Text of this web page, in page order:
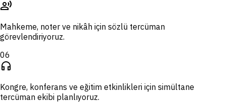
record_voice_over
Mahkeme, noter ve nikâh için sözlü tercüman
görevlendiriyoruz.
06
headphones
Kongre, konferans ve eğitim etkinlikleri için simültane
tercüman ekibi planlıyoruz.